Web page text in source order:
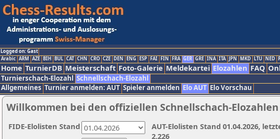
Logged on: Gast
Arabic ARM AZE BIH BUL CAT CHN CRO CZE DEN ENG ESP FAI FIN FRA GER GRE INA ITA JPN MKD LTU NED
Home TurnierDB Meisterschaft Foto-Galerie Meldekartei Elozahlen FAQ
Turnierschach-Elozahl Schnellschach-Elozahl
Allgemeines Turnier anmelden: AUT Spieler anmelden Elo AUT Elo Vorschau
Willkommen bei den offiziellen Schnellschach-Elozahlen
AUT-Elolisten Stand 01.04.2026,
2.226
FIDE-Elolisten Stand